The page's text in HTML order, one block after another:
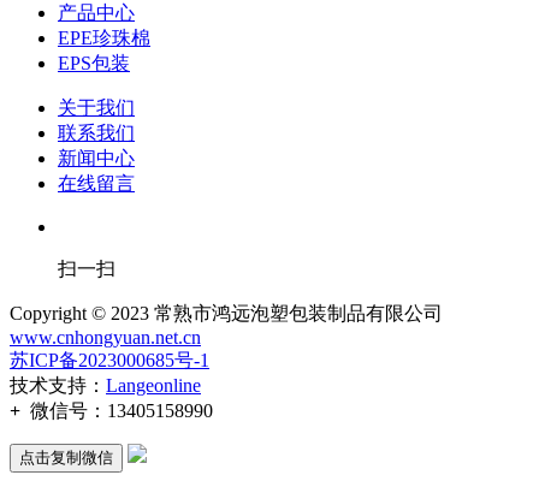
产品中心
EPE珍珠棉
EPS包装
关于我们
联系我们
新闻中心
在线留言
扫一扫
Copyright © 2023 常熟市鸿远泡塑包装制品有限公司
www.cnhongyuan.net.cn
苏ICP备2023000685号-1
技术支持： Langeonline
+ 微信号： 13405158990
点击复制微信